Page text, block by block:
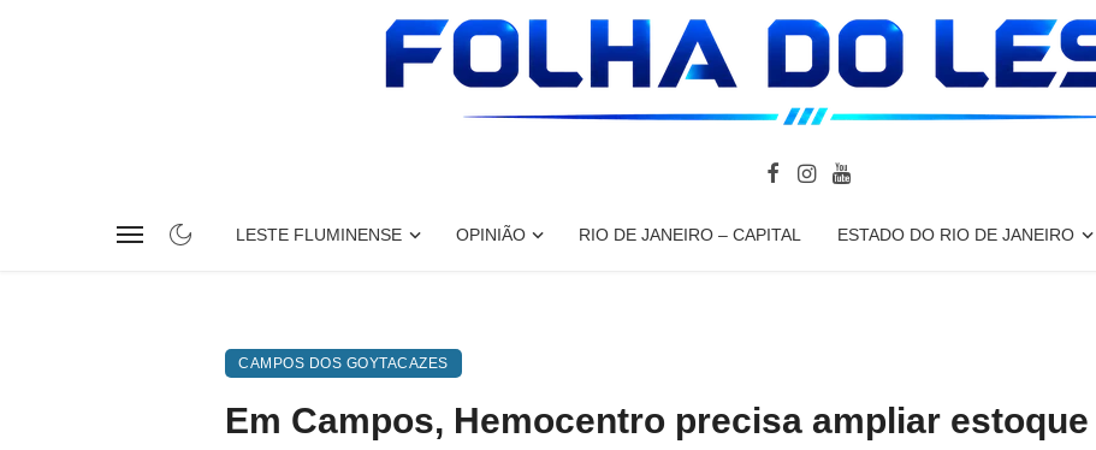
LESTE FLUMINENSE OPINIÃO RIO DE JANEIRO – CAPITAL ESTADO DO RIO DE JANEIRO
CAMPOS DOS GOYTACAZES
Em Campos, Hemocentro precisa ampliar estoque